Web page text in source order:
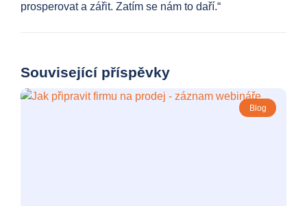
prosperovat a zářit. Zatím se nám to daří.“
Související příspěvky
Blog